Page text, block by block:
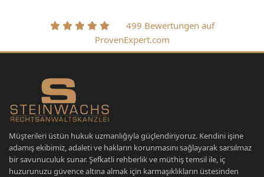
499 Bewertungen auf
ProvenExpert.com
Müşterileri üstün hukuk uzmanlığıyla güçlendiriyoruz. Kendini işine
adamış ekibimiz, adaleti ve hakların korunmasını sağlayarak sarsılmaz
bir savunuculuk sunar. Şefkatli rehberlik ve müthiş temsil ile, iç
huzurunuzu güvence altına almak için karmaşıklıkların üstesinden